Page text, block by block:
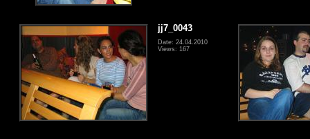
jj7_0043
Date: 24.04.2010
Views: 167